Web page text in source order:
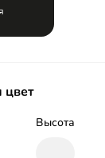
цвет
Высота